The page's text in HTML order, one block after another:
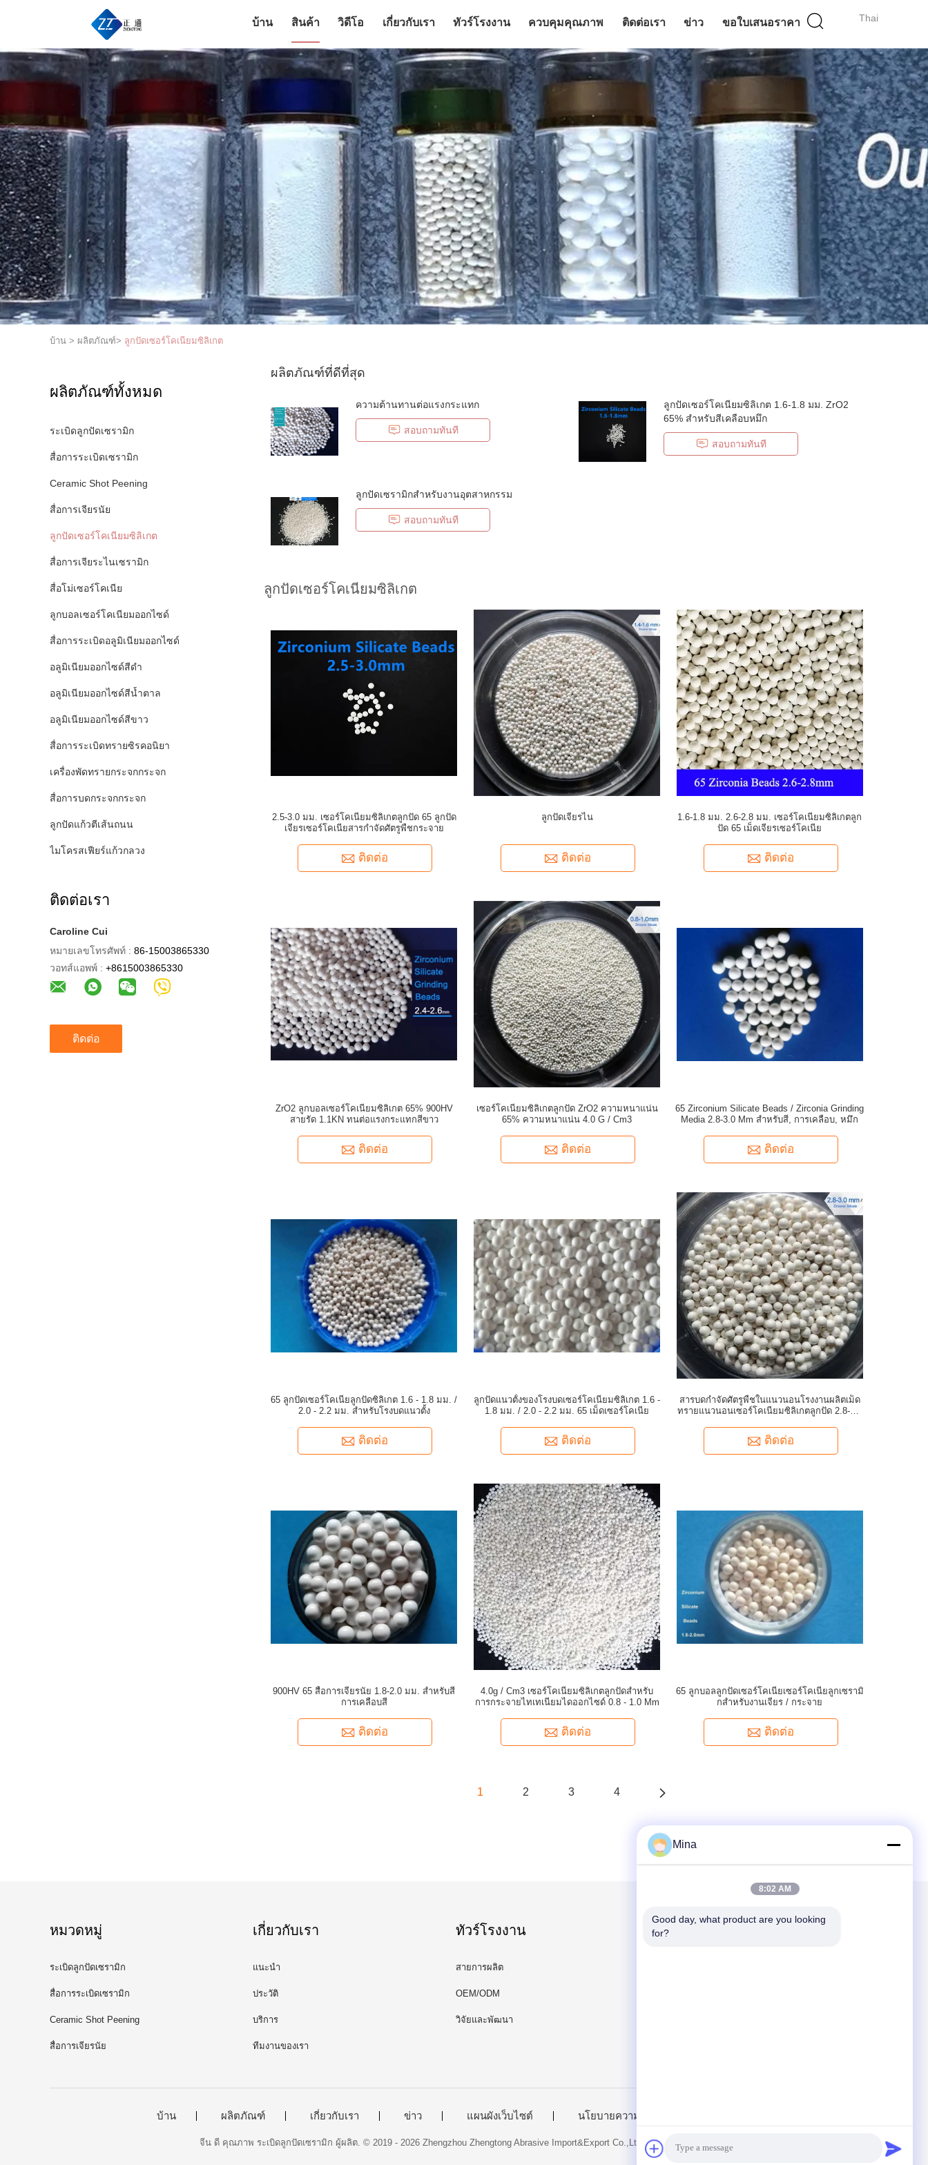
Thai
บ้าน สินค้า วิดีโอ เกี่ยวกับเรา ทัวร์โรงงาน ควบคุมคุณภาพ ติดต่อเรา ข่าว ขอใบเสนอราคา
บ้าน > ผลิตภัณฑ์> ลูกปัดเซอร์โคเนียมซิลิเกต
ผลิตภัณฑ์ทั้งหมด
ระเบิดลูกปัดเซรามิก
สื่อการระเบิดเซรามิก
Ceramic Shot Peening
สื่อการเจียรนัย
ลูกปัดเซอร์โคเนียมซิลิเกต
สื่อการเจียระไนเซรามิก
สื่อโม่เซอร์โคเนีย
ลูกบอลเซอร์โคเนียมออกไซด์
สื่อการระเบิดอลูมิเนียมออกไซด์
อลูมิเนียมออกไซด์สีดำ
อลูมิเนียมออกไซด์สีน้ำตาล
อลูมิเนียมออกไซด์สีขาว
สื่อการระเบิดทรายซิรคอนิยา
เครื่องพัดทรายกระจกกระจก
สื่อการบดกระจกกระจก
ลูกปัดแก้วตีเส้นถนน
ไมโครสเฟียร์แก้วกลวง
ติดต่อเรา
Caroline Cui
หมายเลขโทรศัพท์ : 86-15003865330
วอทส์แอพพ์ : +8615003865330
ติดต่อ
ผลิตภัณฑ์ที่ดีที่สุด
ความต้านทานต่อแรงกระแทก
สอบถามทันที
ลูกปัดเซอร์โคเนียมซิลิเกต 1.6-1.8 มม. ZrO2
65% สำหรับสีเคลือบหมึก
สอบถามทันที
ลูกปัดเซรามิกสำหรับงานอุตสาหกรรม
สอบถามทันที
ลูกปัดเซอร์โคเนียมซิลิเกต
2.5-3.0 มม. เซอร์โคเนียมซิลิเกตลูกปัด 65 ลูกปัด
เจียรเซอร์โคเนียสารกำจัดศัตรูพืชกระจาย
ติดต่อ
ลูกปัดเจียรไน
ติดต่อ
1.6-1.8 มม. 2.6-2.8 มม. เซอร์โคเนียมซิลิเกตลูก
ปัด 65 เม็ดเจียรเซอร์โคเนีย
ติดต่อ
ZrO2 ลูกบอลเซอร์โคเนียมซิลิเกต 65% 900HV
สายรัด 1.1KN ทนต่อแรงกระแทกสีขาว
ติดต่อ
เซอร์โคเนียมซิลิเกตลูกปัด ZrO2 ความหนาแน่น
65% ความหนาแน่น 4.0 G / Cm3
ติดต่อ
65 Zirconium Silicate Beads / Zirconia Grinding
Media 2.8-3.0 Mm สำหรับสี, การเคลือบ, หมึก
ติดต่อ
65 ลูกปัดเซอร์โคเนียลูกปัดซิลิเกต 1.6 - 1.8 มม. /
2.0 - 2.2 มม. สำหรับโรงบดแนวตั้ง
ติดต่อ
ลูกปัดแนวตั้งของโรงบดเซอร์โคเนียมซิลิเกต 1.6 -
1.8 มม. / 2.0 - 2.2 มม. 65 เม็ดเซอร์โคเนีย
ติดต่อ
สารบดกำจัดศัตรูพืชในแนวนอนโรงงานผลิตเม็ด
ทรายแนวนอนเซอร์โคเนียมซิลิเกตลูกปัด 2.8-3.0
ติดต่อ
900HV 65 สื่อการเจียรนัย 1.8-2.0 มม. สำหรับสี
การเคลือบสี
ติดต่อ
4.0g / Cm3 เซอร์โคเนียมซิลิเกตลูกปัดสำหรับ
การกระจายไทเทเนียมไดออกไซด์ 0.8 - 1.0 Mm
ติดต่อ
65 ลูกบอลลูกปัดเซอร์โคเนียเซอร์โคเนียลูกเซรามิ
กสำหรับงานเจียร / กระจาย
ติดต่อ
1 2 3 4
หมวดหมู่
ระเบิดลูกปัดเซรามิก
สื่อการระเบิดเซรามิก
Ceramic Shot Peening
สื่อการเจียรนัย
เกี่ยวกับเรา
แนะนำ
ประวัติ
บริการ
ทีมงานของเรา
ทัวร์โรงงาน
สายการผลิต
OEM/ODM
วิจัยและพัฒนา
ส่งจดหมายถึงเรา
บ้าน ผลิตภัณฑ์ เกี่ยวกับเรา ข่าว แผนผังเว็บไซต์ นโยบายความเป็นส่วนตัว
จีน ดี คุณภาพ ระเบิดลูกปัดเซรามิก ผู้ผลิต. © 2019 - 2026 Zhengzhou Zhengtong Abrasive Import&Export Co.,Ltd. All Rights Reserved.
Mina
8:02 AM
Good day, what product are you looking
for?